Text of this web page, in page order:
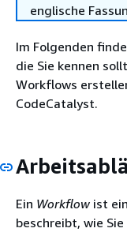
englische
Im Folgenden
die Sie kennen
Workflows
CodeCatalyst.
Ein Workflow ist
beschreibt, wie